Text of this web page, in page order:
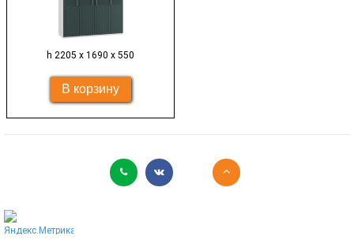
h 2205 х 1690 х 550